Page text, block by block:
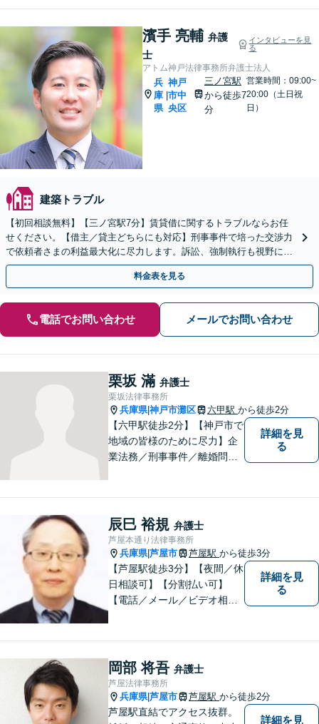
濱手 亮輔 弁護
士
インタビューを見
る
アトム神戸法律事務所弁護士法人
兵
庫
県
|
神戸
市中
央区
三ノ宮駅
から徒歩7
分
営業時間：09:00~
20:00（土日祝
日）
建築トラブル
【初回相談無料】【三ノ宮駅7分】賃貸借に関するトラブルならお任
せください。【借主／貸主どちらにも対応】刑事事件で培った交渉力
で依頼者さまの利益最大化に尽力します。訴訟、強制執行も視野にと
ことん闘います【解決実績多数】
料金表を見る
電話でお問い合わせ メールでお問い合わせ
栗坂 滿 弁護士
栗坂法律事務所
兵庫県|神戸市灘区 六甲駅 から徒歩2分
【六甲駅徒歩2分】【神戸市で
地域の皆様のために尽力】企
業法務／刑事事件／離婚問題
相談ください。適切な解決へ
の道をご提案し、共に並走い
たします。
詳細を見
る
辰巳 裕規 弁護士
芦屋本通り法律事務所
兵庫県|芦屋市 芦屋駅 から徒歩3分
【芦屋駅徒歩3分】【夜間／休
日相談可】【分割払い可】
【電話／メール／ビデオ相談
ます。 お困りの方は、お気軽
にご相談ください。
詳細を見
る
岡部 将吾 弁護士
芦屋法律事務所
兵庫県|芦屋市 芦屋駅 から徒歩2分
芦屋駅直結でアクセス抜群。
詳細を見